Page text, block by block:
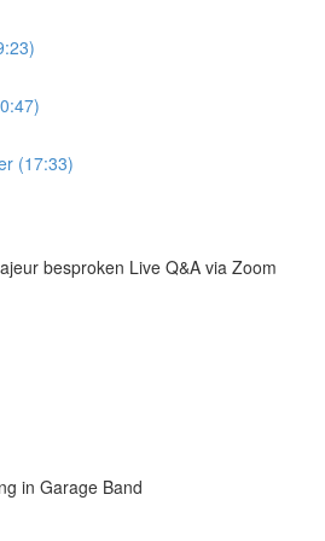
(17:33)
besproken Live Q&A via Zoom
in Garage Band